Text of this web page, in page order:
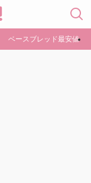
ベースブレッド最安値